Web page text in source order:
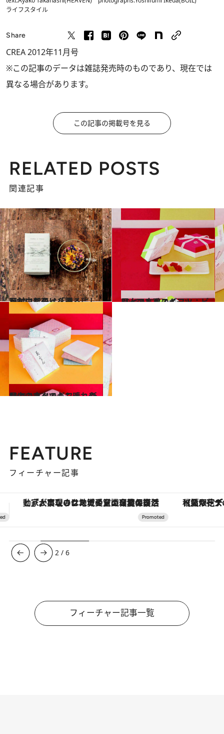
ライフスタイル
Share
CREA 2012年11月号
※この記事のデータは雑誌発売時のものであり、現在では
異なる場合があります。
この記事の掲載号を見る
RELATED POSTS
関連記事
2011.11.25
石村由起子は「そこにしかないもの」を贈る
ライフスタイル 2011.11.24
目上の方へのギフト：ビジュアル系スイーツ
ライフスタイル
2011.11.24
目上の方へのギフト：新品のふきんで心も晴れやかに
ライフスタイル
FEATURE
フィーチャー記事
【夏限定ディナーコース】旬を迎える稚鮎や花ズッキーニなどをイタリア・トスカーナの郷土料理の手法で満喫！ 【銀座で出合う最旬美容】美髪ケアや上質
3 /6
フィーチャー記事一覧